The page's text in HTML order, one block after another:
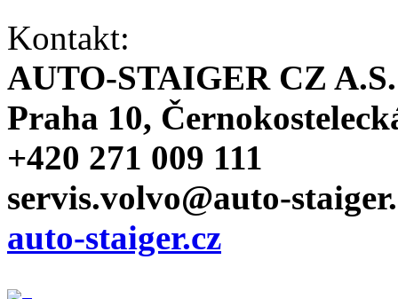
Kontakt:
AUTO-STAIGER CZ A.S.
Praha 10,
+420 271 009 111
servis.volvo@auto-
auto-staiger.cz